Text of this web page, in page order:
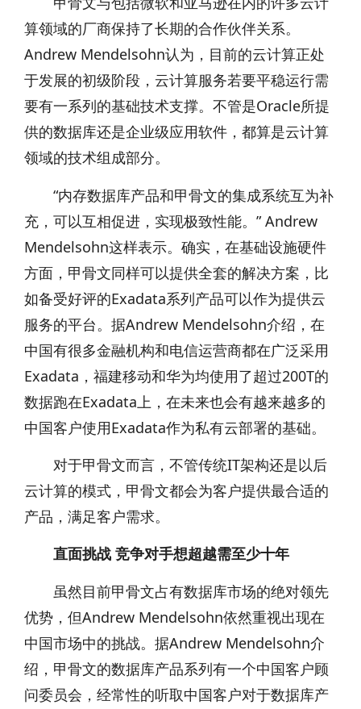
算领域的厂商保持了长期的合作伙伴关系。
Andrew Mendelsohn认为，目前的云计算正处
于发展的初级阶段，云计算服务若要平稳运行需
要有一系列的基础技术支撑。不管是Oracle所提
供的数据库还是企业级应用软件，都算是云计算
领域的技术组成部分。
“内存数据库产品和甲骨文的集成系统互为补
充，可以互相促进，实现极致性能。” Andrew
Mendelsohn这样表示。确实，在基础设施硬件
方面，甲骨文同样可以提供全套的解决方案，比
如备受好评的Exadata系列产品可以作为提供云
服务的平台。据Andrew Mendelsohn介绍，在
中国有很多金融机构和电信运营商都在广泛采用
Exadata，福建移动和华为均使用了超过200T的
数据跑在Exadata上，在未来也会有越来越多的
中国客户使用Exadata作为私有云部署的基础。
对于甲骨文而言，不管传统IT架构还是以后
云计算的模式，甲骨文都会为客户提供最合适的
产品，满足客户需求。
直面挑战 竞争对手想超越需至少十年
虽然目前甲骨文占有数据库市场的绝对领先
优势，但Andrew Mendelsohn依然重视出现在
中国市场中的挑战。据Andrew Mendelsohn介
绍，甲骨文的数据库产品系列有一个中国客户顾
问委员会，经常性的听取中国客户对于数据库产